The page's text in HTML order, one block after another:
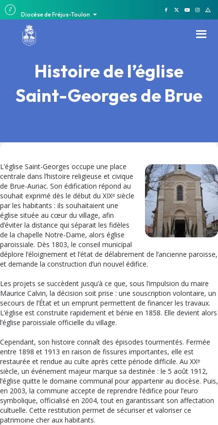
Diocèse de Fréjus-Toulon
Histoire de l’église
Saint-Georges de Brue
L’église Saint-Georges occupe une place
centrale dans l’histoire religieuse et civique
de Brue-Auriac. Son édification répond au
souhait exprimé dès le début du XIXᵉ siècle
par les habitants : ils souhaitaient une
église située au cœur du village, afin
d’éviter la distance qui séparait les fidèles
de la chapelle Notre-Dame, alors église
paroissiale. Dès 1803, le conseil municipal
déplore l’éloignement et l’état de délabrement de l’ancienne paroisse,
et demande la construction d’un nouvel édifice.
Les projets se succèdent jusqu’à ce que, sous l’impulsion du maire
Maurice Calvin, la décision soit prise : une souscription volontaire, un
secours de l’État et un emprunt permettent de financer les travaux.
L’église est construite rapidement et bénie en 1858. Elle devient alors
l’église paroissiale officielle du village.
Cependant, son histoire connaît des épisodes tourmentés. Fermée
entre 1898 et 1913 en raison de fissures importantes, elle est
restaurée et rendue au culte après cette période difficile. Au XXᵉ
siècle, un événement majeur marque sa destinée : le 5 août 1912,
l’église quitte le domaine communal pour appartenir au diocèse. Puis,
en 2003, la commune accepte de reprendre l’édifice pour l’euro
symbolique, officialisé en 2004, tout en garantissant son affectation
cultuelle. Cette restitution permet de sécuriser et valoriser ce
patrimoine cher aux habitants.